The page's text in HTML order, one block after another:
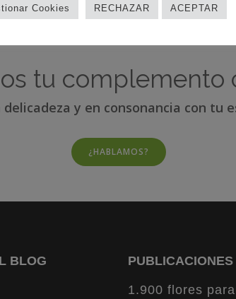
tu complemento
delicadeza y en consonancia con tu
¿HABLAMOS?
BLOG
1.900 flores
Cookies RECHAZAR ACEPTAR